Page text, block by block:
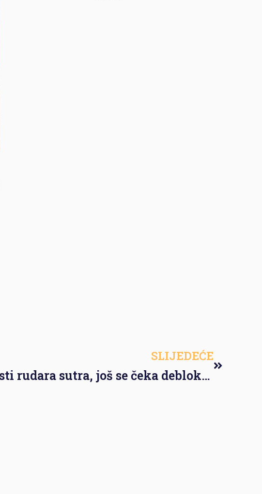
SLIJEDEĆE
Novi protesti rudara sutra, još se čeka deblokada računa zeničkog rudnika